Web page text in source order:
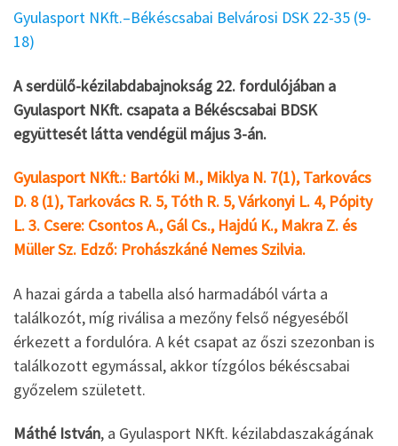
Gyulasport NKft.–Békéscsabai Belvárosi DSK 22-35 (9-
18)
A serdülő-kézilabdabajnokság 22. fordulójában a
Gyulasport NKft. csapata a Békéscsabai BDSK
együttesét látta vendégül május 3-án.
Gyulasport NKft.: Bartóki M., Miklya N. 7(1), Tarkovács
D. 8 (1), Tarkovács R. 5, Tóth R. 5, Várkonyi L. 4, Pópity
L. 3. Csere: Csontos A., Gál Cs., Hajdú K., Makra Z. és
Müller Sz. Edző: Prohászkáné Nemes Szilvia.
A hazai gárda a tabella alsó harmadából várta a
találkozót, míg riválisa a mezőny felső négyeséből
érkezett a fordulóra. A két csapat az őszi szezonban is
találkozott egymással, akkor tízgólos békéscsabai
győzelem született.
Máthé István, a Gyulasport NKft. kézilabdaszakágának